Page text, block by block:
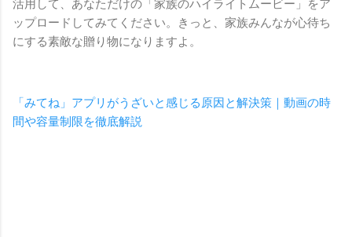
活用して、あなただけの「家族のハイライトムービー」をア
ップロードしてみてください。きっと、家族みんなが心待ち
にする素敵な贈り物になりますよ。
「みてね」アプリがうざいと感じる原因と解決策｜動画の時
間や容量制限を徹底解説